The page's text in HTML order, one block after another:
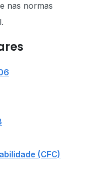
nas normas
(CFC)